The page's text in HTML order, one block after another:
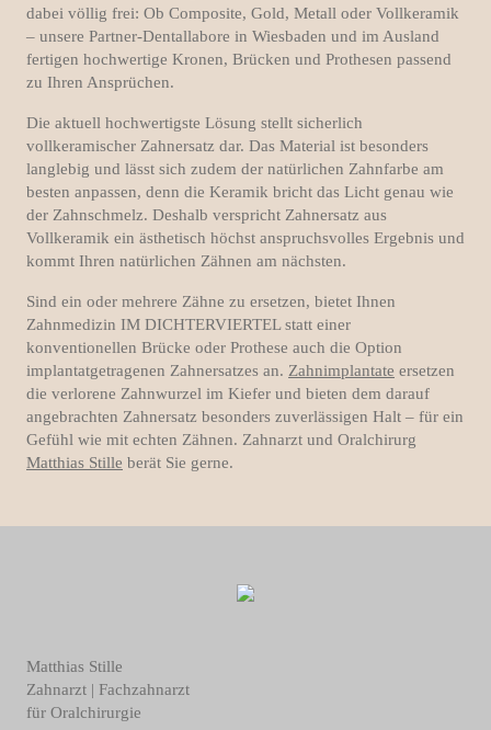
dabei völlig frei: Ob Composite, Gold, Metall oder Vollkeramik
– unsere Partner-Dentallabore in Wiesbaden und im Ausland
fertigen hochwertige Kronen, Brücken und Prothesen passend
zu Ihren Ansprüchen.
Die aktuell hochwertigste Lösung stellt sicherlich
vollkeramischer Zahnersatz dar. Das Material ist besonders
langlebig und lässt sich zudem der natürlichen Zahnfarbe am
besten anpassen, denn die Keramik bricht das Licht genau wie
der Zahnschmelz. Deshalb verspricht Zahnersatz aus
Vollkeramik ein ästhetisch höchst anspruchsvolles Ergebnis und
kommt Ihren natürlichen Zähnen am nächsten.
Sind ein oder mehrere Zähne zu ersetzen, bietet Ihnen
Zahnmedizin IM DICHTERVIERTEL statt einer
konventionellen Brücke oder Prothese auch die Option
implantatgetragenen Zahnersatzes an. Zahnimplantate ersetzen
die verlorene Zahnwurzel im Kiefer und bieten dem darauf
angebrachten Zahnersatz besonders zuverlässigen Halt – für ein
Gefühl wie mit echten Zähnen. Zahnarzt und Oralchirurg
Matthias Stille berät Sie gerne.
Matthias Stille
Zahnarzt | Fachzahnarzt
für Oralchirurgie